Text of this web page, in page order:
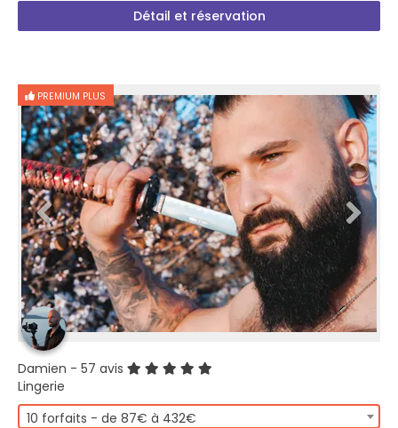
Détail et réservation
PREMIUM PLUS
Damien - 57 avis
Lingerie
10 forfaits - de 87€ à 432€